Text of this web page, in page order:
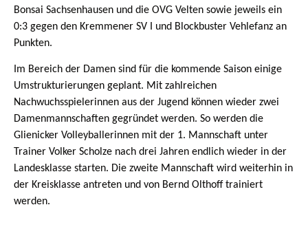
Bonsai Sachsenhausen und die OVG Velten sowie jeweils ein
0:3 gegen den Kremmener SV I und Blockbuster Vehlefanz an
Punkten.
Im Bereich der Damen sind für die kommende Saison einige
Umstrukturierungen geplant. Mit zahlreichen
Nachwuchsspielerinnen aus der Jugend können wieder zwei
Damenmannschaften gegründet werden. So werden die
Glienicker Volleyballerinnen mit der 1. Mannschaft unter
Trainer Volker Scholze nach drei Jahren endlich wieder in der
Landesklasse starten. Die zweite Mannschaft wird weiterhin in
der Kreisklasse antreten und von Bernd Olthoff trainiert
werden.